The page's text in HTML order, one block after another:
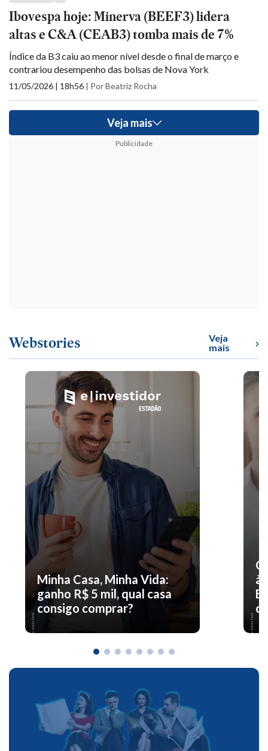
Ibovespa hoje: Minerva (BEEF3) lidera
altas e C&A (CEAB3) tomba mais de 7%
Índice da B3 caiu ao menor nível desde o final de março e
contrariou desempenho das bolsas de Nova York
11/05/2026 | 18h56 | Por Beatriz Rocha
Veja mais
Publicidade
Webstories
Veja
mais
Minha Casa, Minha Vida:
ganho R$ 5 mil, qual casa
consigo comprar?
O
à